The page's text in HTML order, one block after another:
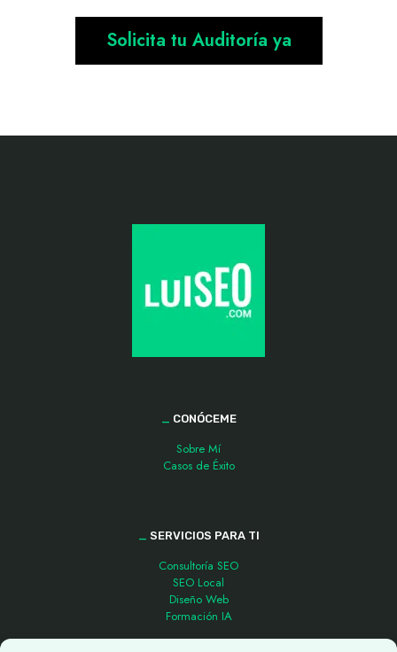
Solicita tu Auditoría ya
_ CONÓCEME
Sobre Mí
Casos de Éxito
_ SERVICIOS PARA TI
Consultoría SEO
SEO Local
Diseño Web
Formación IA